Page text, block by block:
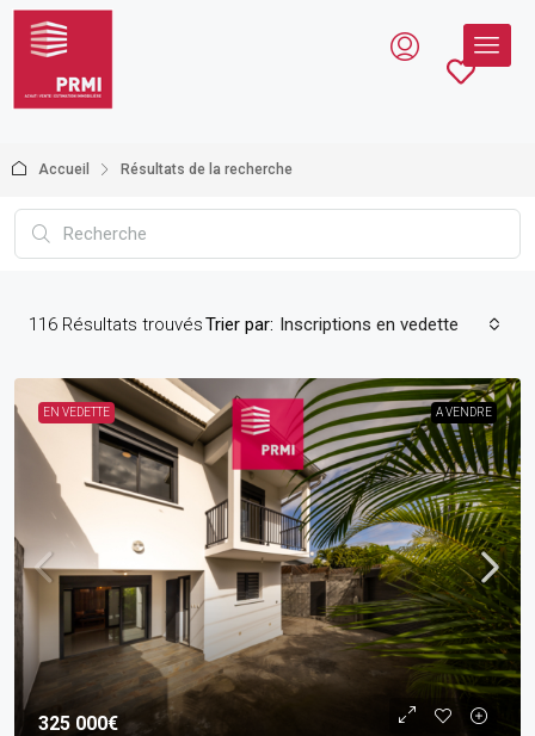
Accueil Résultats de la recherche
116 Résultats trouvésTrier par: Inscriptions en vedette
EN VEDETTE A VENDRE
325 000€